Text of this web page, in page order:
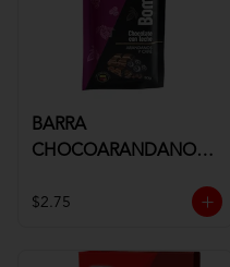
BARRA
CHOCOARANDANOS
$2.75